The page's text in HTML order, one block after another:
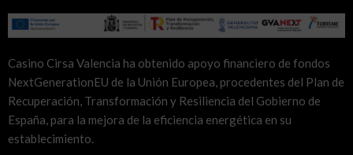
Casino Cirsa Valencia ha obtenido apoyo financiero de fondos
NextGenerationEU de la Unión Europea, procedentes del Plan de
Recuperación, Transformación y Resiliencia del Gobierno de
España, para la mejora de la eficiencia energética en su
establecimiento.